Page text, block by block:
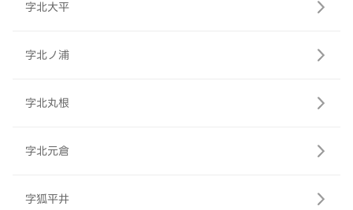
字北大平
字北ノ浦
字北丸根
字北元倉
字狐平井